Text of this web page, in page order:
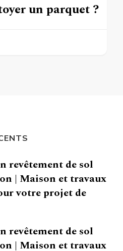
un parquet ?
revêtement de sol
| Maison et travaux
votre projet de
revêtement de sol
| Maison et travaux